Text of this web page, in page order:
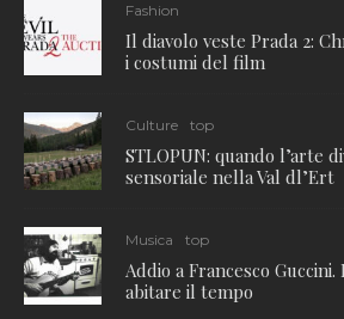
Fashion
Il diavolo veste Prada 2:
i costumi del film
Culture top
STLOPUN: quando l’arte
sensoriale nella Val dl’Ert
Musica top
Addio a Francesco
abitare il tempo